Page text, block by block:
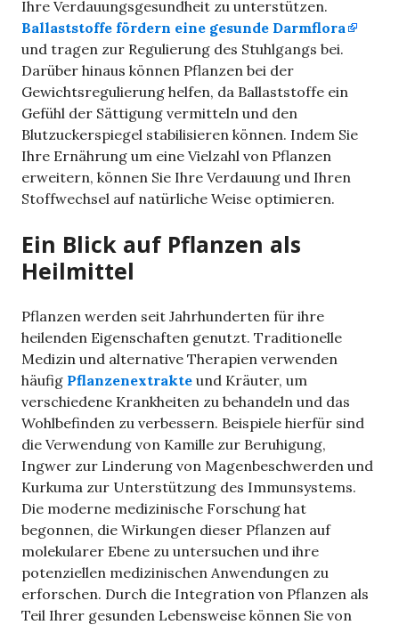
Ihre Verdauungsgesundheit zu unterstützen.
Ballaststoffe fördern eine gesunde Darmflora
und tragen zur Regulierung des Stuhlgangs bei.
Darüber hinaus können Pflanzen bei der
Gewichtsregulierung helfen, da Ballaststoffe ein
Gefühl der Sättigung vermitteln und den
Blutzuckerspiegel stabilisieren können. Indem Sie
Ihre Ernährung um eine Vielzahl von Pflanzen
erweitern, können Sie Ihre Verdauung und Ihren
Stoffwechsel auf natürliche Weise optimieren.
Ein Blick auf Pflanzen als
Heilmittel
Pflanzen werden seit Jahrhunderten für ihre
heilenden Eigenschaften genutzt. Traditionelle
Medizin und alternative Therapien verwenden
häufig Pflanzenextrakte und Kräuter, um
verschiedene Krankheiten zu behandeln und das
Wohlbefinden zu verbessern. Beispiele hierfür sind
die Verwendung von Kamille zur Beruhigung,
Ingwer zur Linderung von Magenbeschwerden und
Kurkuma zur Unterstützung des Immunsystems.
Die moderne medizinische Forschung hat
begonnen, die Wirkungen dieser Pflanzen auf
molekularer Ebene zu untersuchen und ihre
potenziellen medizinischen Anwendungen zu
erforschen. Durch die Integration von Pflanzen als
Teil Ihrer gesunden Lebensweise können Sie von